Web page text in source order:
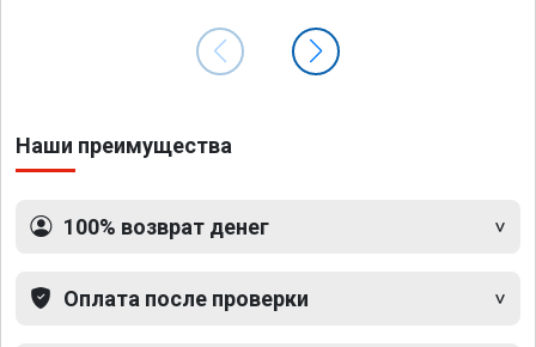
Наши преимущества
100% возврат денег
Оплата после проверки